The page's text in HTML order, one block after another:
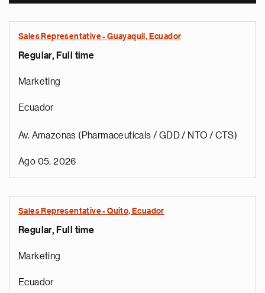
Sales Representative - Guayaquil, Ecuador
Regular, Full time
Marketing
Ecuador
Av. Amazonas (Pharmaceuticals / GDD / NTO / CTS)
Ago 05, 2026
Sales Representative - Quito, Ecuador
Regular, Full time
Marketing
Ecuador